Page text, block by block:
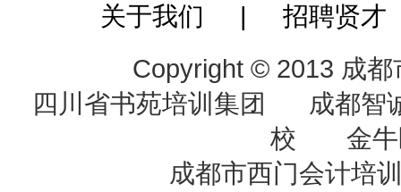
关于我们 | 招聘贤
Copyright © 2013 成
四川省书苑培训集团 成都智
校 金牛
成都市西门会计